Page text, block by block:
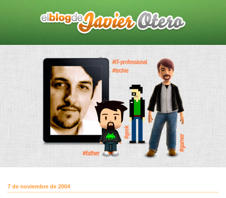
7 de noviembre de 2004